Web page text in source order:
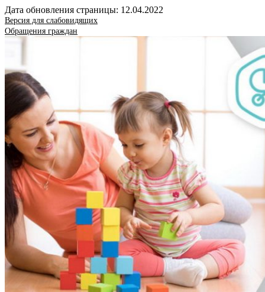
Дата обновления страницы: 12.04.2022
Версия для слабовидящих
Обращения граждан